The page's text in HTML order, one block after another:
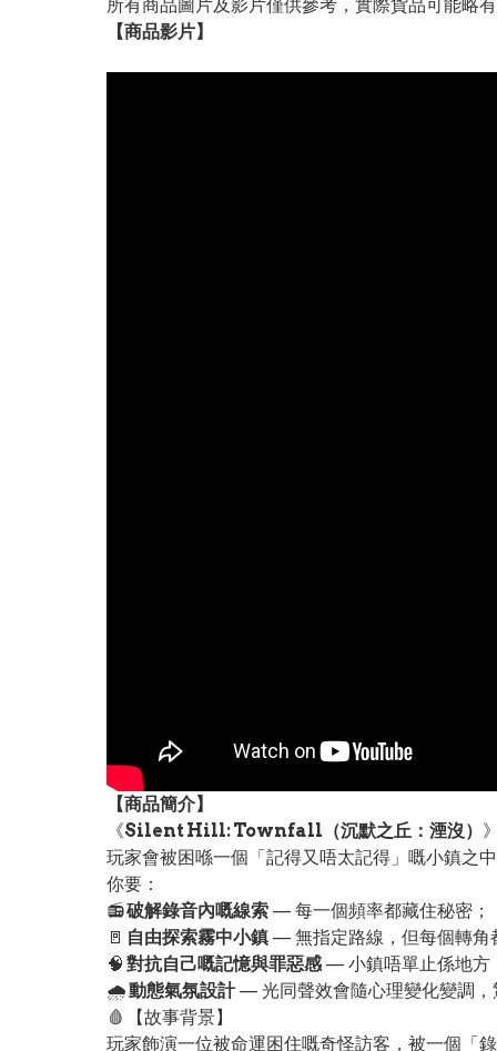
所有商品圖片及影片僅供參考，實際貨品可能略
【商品影片】
【商品簡介】
《Silent Hill: Townfall（沉默之丘：湮沒）
玩家會被困喺一個「記得又唔太記得」嘅小鎮
你要：
📻破解錄音內嘅線索 — 每一個頻率都藏住秘密；
🚪 自由探索霧中小鎮 — 無指定路線，但每個轉角
🧠 對抗自己嘅記憶與罪惡感— 小鎮唔單止係地方
🌧️動態氣氛設計— 光同聲效會隨心理變化變調，
🩸 【故事背景】
玩家飾演一位被命運困住嘅奇怪訪客，被一個「